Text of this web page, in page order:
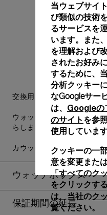
交換用ストラップも付属し
ウォッチの美しさを損なう
らします。
カウッチュー ブラック、
ウォッチボックス
保証期間の延長
当ウェブサイ
び類似の技術
るサービスを
います。また
を理解および
されたお好み
するために、
分析クッキー
なGoogleサー
は、 Googleの
のサイト を参
使用しています
クッキーの一
意を変更また
「すべてのク
をクリックす
は、当社のク
覧ください。